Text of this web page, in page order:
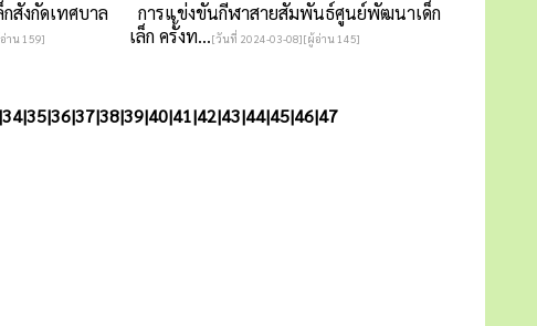
สังกัดเทศบาล
าน 159]
การแข่งขันกีฬาสายสัมพันธ์ศูนย์พัฒนาเด็ก
เล็ก ครั้งท...[วันที่ 2024-03-08][ผู้อ่าน 145]
|34|35|36|37|38|39|40|41|42|43|44|45|46|47